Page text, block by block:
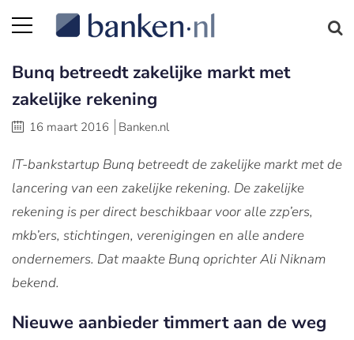
Bunq betreedt zakelijke markt met
zakelijke rekening
16 maart 2016 Banken.nl
IT-bankstartup Bunq betreedt de zakelijke markt met de
lancering van een zakelijke rekening. De zakelijke
rekening is per direct beschikbaar voor alle zzp’ers,
mkb’ers, stichtingen, verenigingen en alle andere
ondernemers. Dat maakte Bunq oprichter Ali Niknam
bekend.
Nieuwe aanbieder timmert aan de weg